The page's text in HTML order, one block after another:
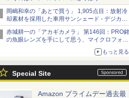
岡嶋和幸の「あとで買う」 1,905点目：放射冷
却素材を採用した車用サンシェード - デジカメ
Watch
赤城耕一の「アカギカメラ」 第146回：PRO銘
の魚眼レンズを手にして思う、マイクロフォー
もっと見る
Special Site
Amazon プライムデー過去最